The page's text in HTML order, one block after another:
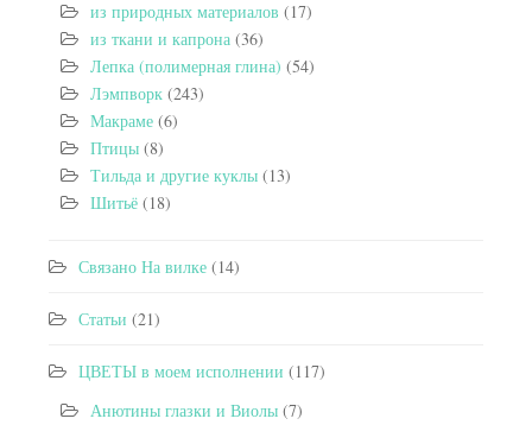
из природных материалов (17)
из ткани и капрона (36)
Лепка (полимерная глина) (54)
Лэмпворк (243)
Макраме (6)
Птицы (8)
Тильда и другие куклы (13)
Шитьё (18)
Связано На вилке (14)
Статьи (21)
ЦВЕТЫ в моем исполнении (117)
Анютины глазки и Виолы (7)